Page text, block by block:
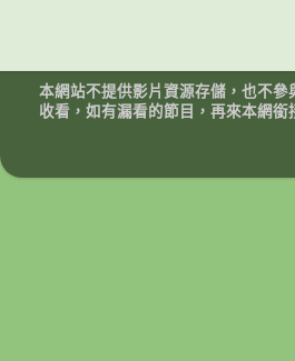
本網站不提供影片資源存儲，也不
收看，如有漏看的節目，再來本網銜